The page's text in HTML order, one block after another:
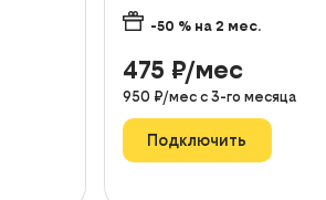
-50 % на 2 мес.
475 ₽/мес
950 ₽/мес с 3-го месяца
Подключить